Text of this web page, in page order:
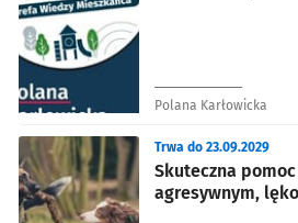
Polana Karłowicka
Skuteczna
agresywnym,
Trwa do 23.09.2029